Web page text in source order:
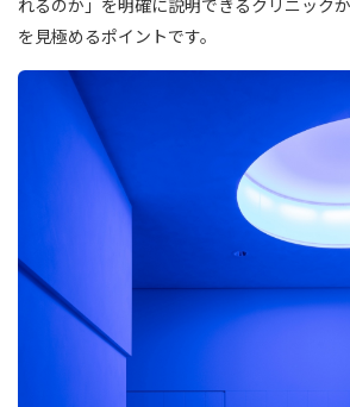
れるのか」を明確に説明できるクリニック
を見極めるポイントです。